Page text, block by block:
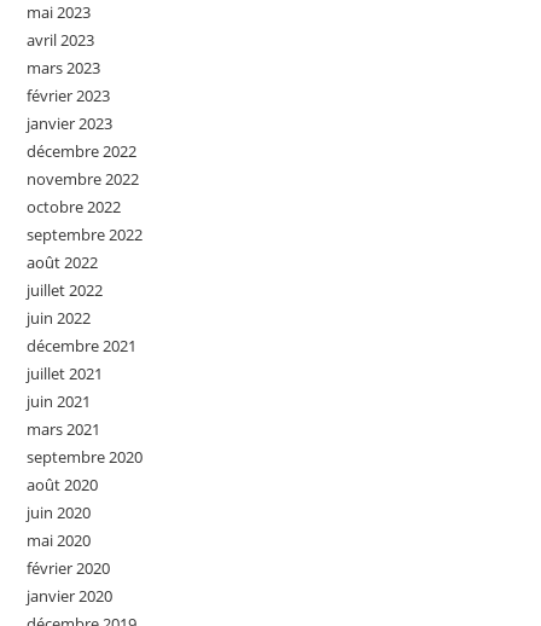
mai 2023
avril 2023
mars 2023
février 2023
janvier 2023
décembre 2022
novembre 2022
octobre 2022
septembre 2022
août 2022
juillet 2022
juin 2022
décembre 2021
juillet 2021
juin 2021
mars 2021
septembre 2020
août 2020
juin 2020
mai 2020
février 2020
janvier 2020